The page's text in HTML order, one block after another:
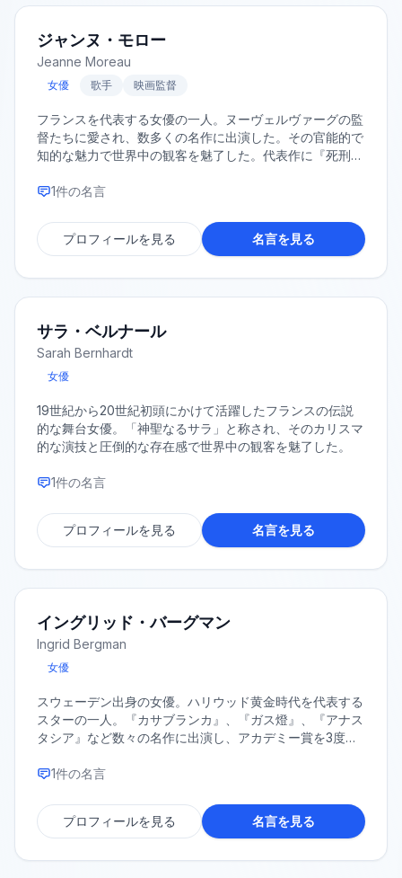
ジャンヌ・モロー
Jeanne Moreau
女優 歌手 映画監督
フランスを代表する女優の一人。ヌーヴェルヴァーグの監
督たちに愛され、数多くの名作に出演した。その官能的で
知的な魅力で世界中の観客を魅了した。代表作に『死刑台
1件の名言
プロフィールを見る 名言を見る
サラ・ベルナール
Sarah Bernhardt
女優
19世紀から20世紀初頭にかけて活躍したフランスの伝説
的な舞台女優。「神聖なるサラ」と称され、そのカリスマ
的な演技と圧倒的な存在感で世界中の観客を魅了した。
1件の名言
プロフィールを見る 名言を見る
イングリッド・バーグマン
Ingrid Bergman
女優
スウェーデン出身の女優。ハリウッド黄金時代を代表する
スターの一人。『カサブランカ』、『ガス燈』、『アナス
タシア』など数々の名作に出演し、アカデミー賞を3度受
1件の名言
プロフィールを見る 名言を見る